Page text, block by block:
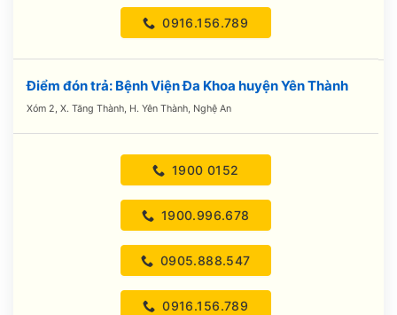
0916.156.789
Điểm đón trả: Bệnh Viện Đa Khoa huyện Yên Thành
Xóm 2, X. Tăng Thành, H. Yên Thành, Nghệ An
1900 0152
1900.996.678
0905.888.547
0916.156.789